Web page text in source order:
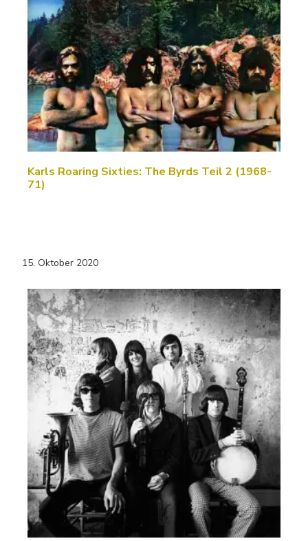
Karls Roaring Sixties: The Byrds Teil 2 (1968-
71)
15. Oktober 2020